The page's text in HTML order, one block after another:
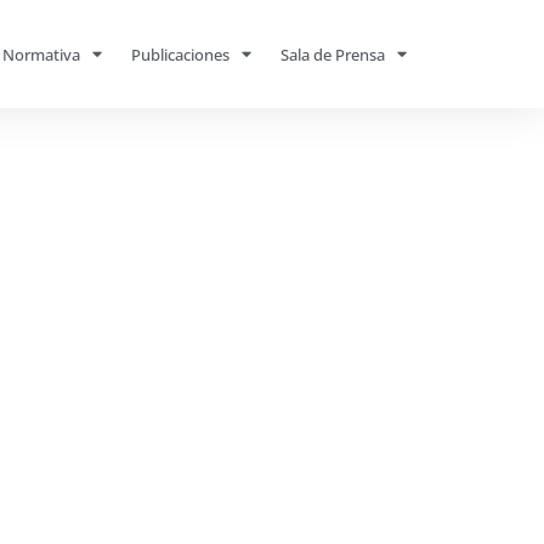
Normativa Publicaciones Sala de Prensa